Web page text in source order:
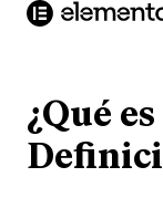
contenido
¿Qué